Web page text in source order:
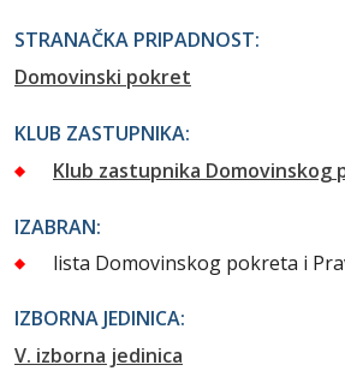
STRANAČKA PRIPADNOST:
Domovinski pokret
KLUB ZASTUPNIKA:
Klub zastupnika Domovinskog
IZABRAN:
lista Domovinskog pokreta i
IZBORNA JEDINICA:
V. izborna jedinica